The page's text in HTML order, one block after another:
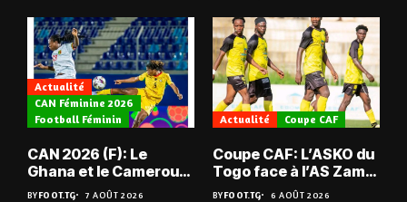
Actualité
CAN Féminine 2026
Football Féminin
CAN 2026 (F): Le
Ghana et le Cameroun
en quarts
BYFOOT.TG 7 AOÛT 2026
Actualité Coupe CAF
Coupe CAF: L’ASKO du
Togo face à l’AS Zam
du Niger
BYFOOT.TG 6 AOÛT 2026